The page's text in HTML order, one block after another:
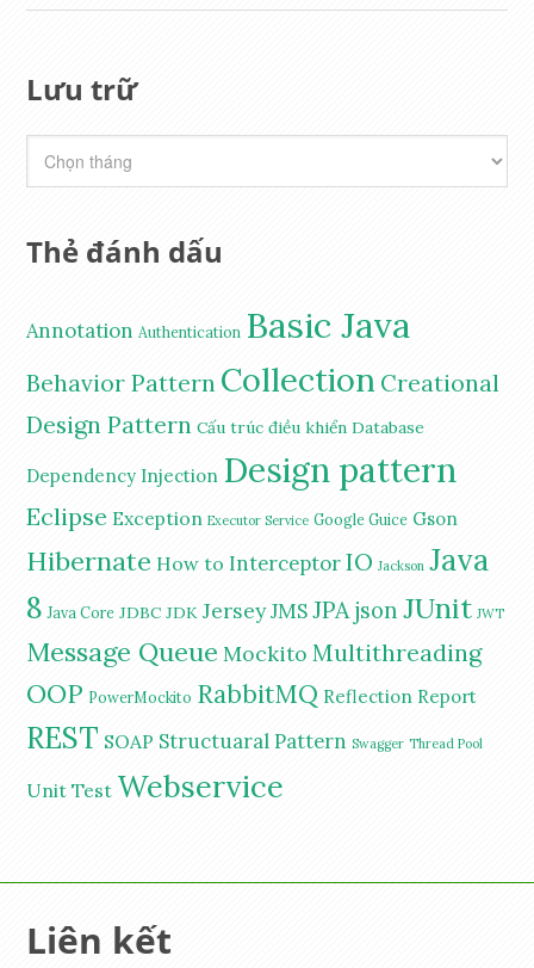
Lưu trữ
Thẻ đánh dấu
Annotation Authentication Basic Java
Behavior Pattern Collection Creational
Design Pattern Cấu trúc điều khiển Database
Dependency Injection Design pattern
Eclipse Exception Executor Service Google Guice Gson
Hibernate How to InterceptorIO Jackson Java
8 Java Core JDBC JDK JerseyJMSJPA json JUnit JWT
Message Queue Mockito Multithreading
OOP PowerMockito RabbitMQ Reflection Report
REST SOAP Structuaral Pattern Swagger Thread Pool
Unit Test Webservice
Liên kết